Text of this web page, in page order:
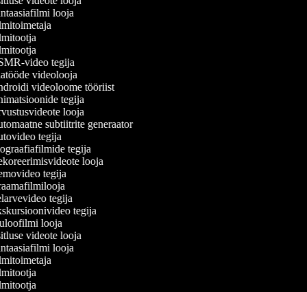
looja
video tegija
videolooja
videoloome tööriist
tegija
looja
subtiitrite generaator
tegija
tegija
looja
tegija
tegija
tegija
looja
videote looja
looja